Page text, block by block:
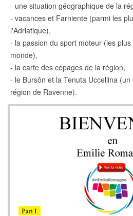
- une situation géographique de la
- vacances et Farniente (parmi les
l'Adriatique),
- la passion du sport moteur (les
monde),
- la carte des cépages de la région,
- le Bursôn et la Tenuta Uccellina
région de Ravenne).